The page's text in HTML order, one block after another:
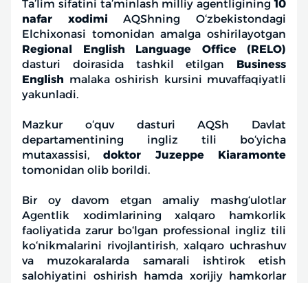
Ta’lim sifatini ta’minlash milliy agentligining10
nafar xodimi AQShning O‘zbekistondagi
Elchixonasi tomonidan amalga oshirilayotgan
Regional English Language Office (RELO)
dasturi doirasida tashkil etilgan Business
English malaka oshirish kursini muvaffaqiyatli
yakunladi.
Mazkur o‘quv dasturi AQSh Davlat
departamentining ingliz tili bo‘yicha
mutaxassisi,doktor Juzeppe Kiaramonte
tomonidan olib borildi.
Bir oy davom etgan amaliy mashg‘ulotlar
Agentlik xodimlarining xalqaro hamkorlik
faoliyatida zarur bo‘lgan professional ingliz tili
ko‘nikmalarini rivojlantirish, xalqaro uchrashuv
va muzokaralarda samarali ishtirok etish
salohiyatini oshirish hamda xorijiy hamkorlar